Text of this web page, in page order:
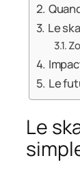
Le
Le
Le